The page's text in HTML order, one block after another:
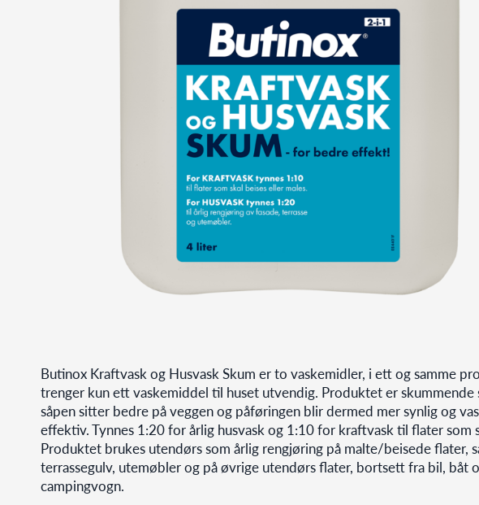
Butinox Kraftvask og Husvask Skum er to vaskemidler, i ett og samme
trenger kun ett vaskemiddel til huset utvendig. Produktet er skummende
såpen sitter bedre på veggen og påføringen blir dermed mer synlig og
effektiv. Tynnes 1:20 for årlig husvask og 1:10 for kraftvask til flater som
Produktet brukes utendørs som årlig rengjøring på malte/beisede flater,
terrassegulv, utemøbler og på øvrige utendørs flater, bortsett fra bil, båt
campingvogn.